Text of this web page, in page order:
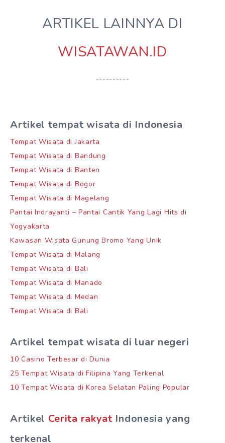
ARTIKEL LAINNYA DI
WISATAWAN.ID
----------
Artikel tempat wisata di Indonesia
Tempat Wisata di Jakarta
Tempat Wisata di Bandung
Tempat Wisata di Banten
Tempat Wisata di Bogor
Tempat Wisata di Magelang
Pantai Indrayanti – Pantai Cantik Yang Lagi Hits di
Yogyakarta
Kawasan Wisata Gunung Bromo Yang Unik
Tempat Wisata di Malang
Tempat Wisata di Bali
Tempat Wisata di Manado
Tempat Wisata di Medan
Tempat Wisata di Bali
Artikel tempat wisata di luar negeri
10 Casino Terbesar di Dunia
25 Tempat Wisata di Filipina Yang Terkenal
10 Tempat Wisata di Korea Selatan Paling Popular
Artikel Cerita rakyat Indonesia yang
terkenal